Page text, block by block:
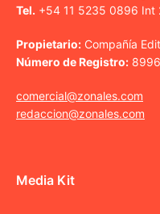
Tel. +54 11 5235 0896 Int
Propietario: Compañía
Número de Registro:
comercial@zonales.com
redaccion@zonales.com
Media Kit